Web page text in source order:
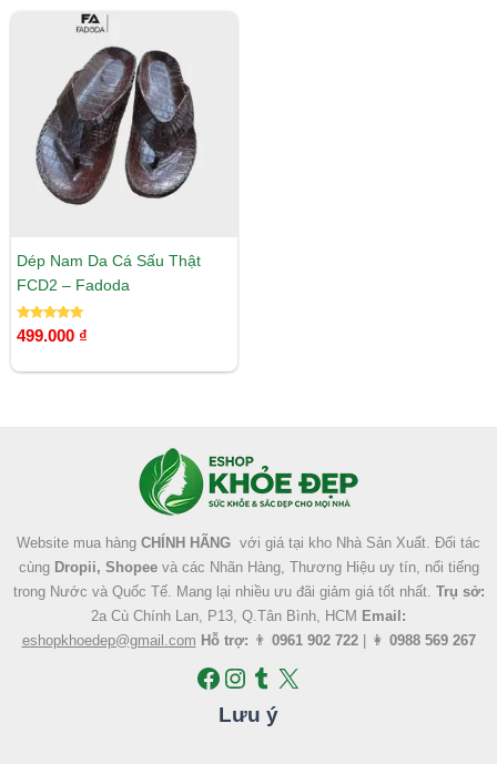
Dép Nam Da Cá Sấu Thật
FCD2 – Fadoda
Được xếp
hạng
499.000 ₫
Website mua hàng CHÍNH HÃNG với giá tại kho Nhà Sản Xuất. Đối tác
cùng Dropii, Shopeevà các Nhãn Hàng, Thương Hiệu uy tín, nổi tiếng
trong Nước và Quốc Tế. Mang lại nhiều ưu đãi giảm giá tốt nhất. Trụ sở:
2a Cù Chính Lan, P13, Q.Tân Bình, HCM Email:
eshopkhoedep@gmail.com Hỗ trợ: 👨 0961 902 722| 👩 0988 569 267
Facebook
Instagram
Tumblr
X
Lưu ý